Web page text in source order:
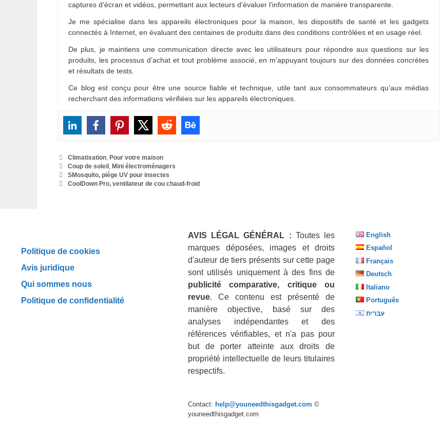
captures d’écran et vidéos, permettant aux lecteurs d’évaluer l’information de manière transparente.
Je me spécialise dans les appareils électroniques pour la maison, les dispositifs de santé et les gadgets
connectés à Internet, en évaluant des centaines de produits dans des conditions contrôlées et en usage réel.
De plus, je maintiens une communication directe avec les utilisateurs pour répondre aux questions sur les
produits, les processus d’achat et tout problème associé, en m’appuyant toujours sur des données concrètes
et résultats de tests.
Ce blog est conçu pour être une source fiable et technique, utile tant aux consommateurs qu’aux médias
recherchant des informations vérifiées sur les appareils électroniques.
Catégories
Climatisation,Pour votre maison
Étiquettes
Coup de soleil,Mini électroménagers
SMosquito, piège UV pour insectes
CoolDown Pro, ventilateur de cou chaud-froid
Politique de cookies
Avis juridique
Qui sommes nous
Politique de confidentialité
AVIS LÉGAL GÉNÉRAL : Toutes les
marques déposées, images et droits
d'auteur de tiers présents sur cette page
sont utilisés uniquement à des fins de
publicité comparative, critique ou
revue. Ce contenu est présenté de
manière objective, basé sur des
analyses indépendantes et des
références vérifiables, et n'a pas pour
but de porter atteinte aux droits de
propriété intellectuelle de leurs titulaires
respectifs.
Contact: help@youneedthisgadget.com ©
youneedthisgadget.com
English
Español
Français
Deutsch
Italiano
Português
עברית